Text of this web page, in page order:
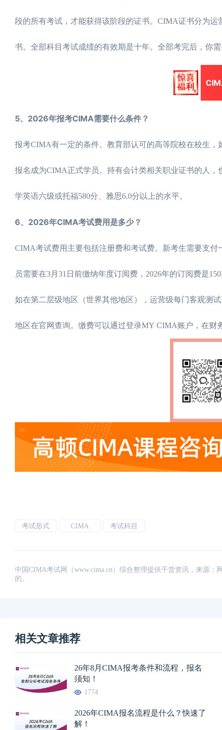
段的所有考试，才能获得该阶段的证书。CIMA证书分为
书。全部科目考试成绩的有效期是十年。全部考完后，你
5、2026年报考CIMA需要什么条件？
报考CIMA有一定的条件。教育部认可的高等院校在校生
报名成为CIMA正式学员。持有会计类相关职业证书的人
学英语六级或托福580分、雅思6.0分以上的水平。
6、2026年CIMA考试费用是多少？
CIMA考试费用主要包括注册费和考试费。新考生需要支
员需要在3月31日前缴纳年度订阅费，2026年的订阅费是
如在第二层级地区（世界其他地区），运营级每门客观测
地区在官网查询。缴费可以通过登录MY CIMA账户，在财
考试形式 CIMA 考试科目
中国CIMA考试网（www.cima.cn）综合整理提供干货资讯，来源
的。
相关文章推荐
26年8月CIMA报考条件和流程，报名
须知！
1774
2026年CIMA报名流程是什么？快速了
解！